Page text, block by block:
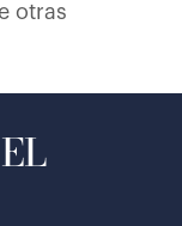
otras